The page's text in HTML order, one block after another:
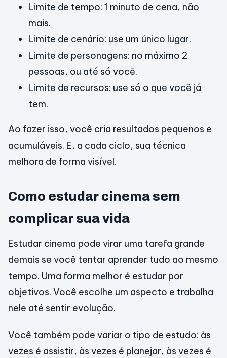
Limite de tempo: 1 minuto de cena, não
mais.
Limite de cenário: use um único lugar.
Limite de personagens: no máximo 2
pessoas, ou até só você.
Limite de recursos: use só o que você já
tem.
Ao fazer isso, você cria resultados pequenos e
acumuláveis. E, a cada ciclo, sua técnica
melhora de forma visível.
Como estudar cinema sem
complicar sua vida
Estudar cinema pode virar uma tarefa grande
demais se você tentar aprender tudo ao mesmo
tempo. Uma forma melhor é estudar por
objetivos. Você escolhe um aspecto e trabalha
nele até sentir evolução.
Você também pode variar o tipo de estudo: às
vezes é assistir, às vezes é planejar, às vezes é